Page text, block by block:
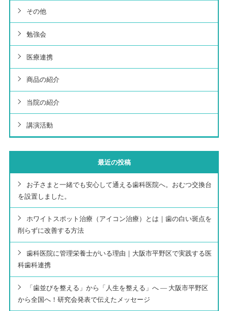
その他
勉強会
医療連携
商品の紹介
当院の紹介
講演活動
最近の投稿
お子さまと一緒でも安心して通える歯科医院へ。おむつ交換台
を設置しました。
ホワイトスポット治療（アイコン治療）とは｜歯の白い斑点を
削らずに改善する方法
歯科医院に管理栄養士がいる理由｜大阪市平野区で実践する医
科歯科連携
「歯並びを整える」から「人生を整える」へ ― 大阪市平野区
から全国へ！研究会発表で伝えたメッセージ